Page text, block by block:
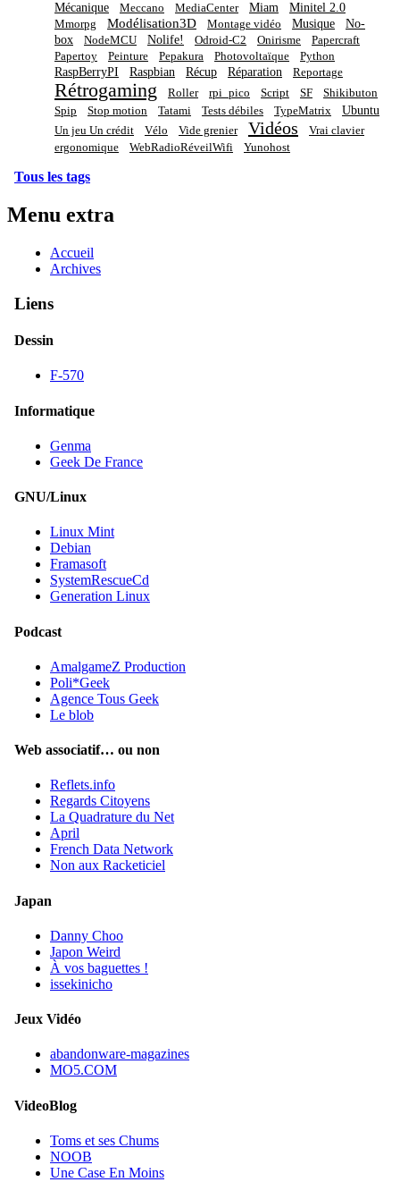
Mécanique Meccano MediaCenter Miam Minitel 2.0
Mmorpg Modélisation3D Montage vidéo Musique
No-
box
NodeMCU Nolife! Odroid-C2 Onirisme
Papercraft
Papertoy
Peinture Pepakura Photovoltaïque Python
RaspBerryPI Raspbian Récup Réparation Reportage
Rétrogaming Roller rpi_pico Script SF
Shikibuton
Spip
Stop motion Tatami Tests débiles TypeMatrix Ubuntu
Un jeu Un crédit Vélo Vide grenier Vidéos
Vrai clavier
ergonomique
WebRadioRéveilWifi Yunohost
Tous les tags
Menu extra
Accueil
Archives
Liens
Dessin
F-570
Informatique
Genma
Geek De France
GNU/Linux
Linux Mint
Debian
Framasoft
SystemRescueCd
Generation Linux
Podcast
AmalgameZ Production
Poli*Geek
Agence Tous Geek
Le blob
Web associatif… ou non
Reflets.info
Regards Citoyens
La Quadrature du Net
April
French Data Network
Non aux Racketiciel
Japan
Danny Choo
Japon Weird
À vos baguettes !
issekinicho
Jeux Vidéo
abandonware-magazines
MO5.COM
VideoBlog
Toms et ses Chums
NOOB
Une Case En Moins